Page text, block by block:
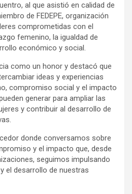
al que asistió en calidad de
de FEDEPE, organización
comprometidas con el
femenino, la igualdad de
económico y social.
como un honor y destacó que
ideas y experiencias
compromiso social y el impacto
generar para ampliar las
y contribuir al desarrollo de
donde conversamos sobre
y el impacto que, desde
seguimos impulsando
el desarrollo de nuestras